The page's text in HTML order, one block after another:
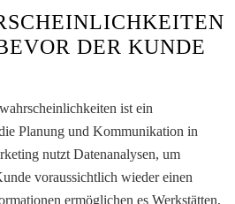
DER KUNDE
ist ein
Planung und Kommunikation in
nutzt Datenanalysen, um
voraussichtlich wieder einen
ermöglichen es Werkstätten,